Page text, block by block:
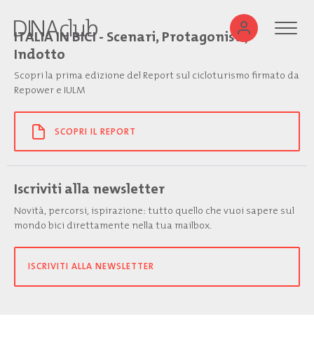
ITALIA IN BICI - Scenari, Protagonisti,
Indotto
Scopri la prima edizione del Report sul cicloturismo firmato da
Repower e IULM
SCOPRI IL REPORT
Iscriviti alla newsletter
Novità, percorsi, ispirazione: tutto quello che vuoi sapere sul
mondo bici direttamente nella tua mailbox.
ISCRIVITI ALLA NEWSLETTER